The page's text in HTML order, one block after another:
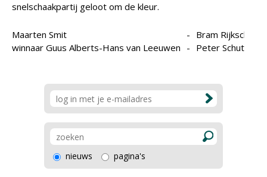
snelschaakpartij geloot om de kleur.
Maarten Smit - Bram
winnaar Guus Alberts-Hans van Leeuwen - Peter Schut
nieuws pagina's